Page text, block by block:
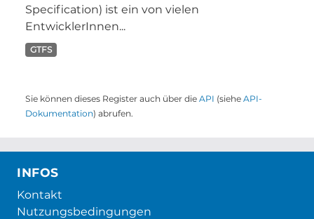
Specification) ist ein von vielen
EntwicklerInnen...
GTFS
Sie können dieses Register auch über die API (siehe API-
Dokumentation) abrufen.
INFOS
Kontakt
Nutzungsbedingungen